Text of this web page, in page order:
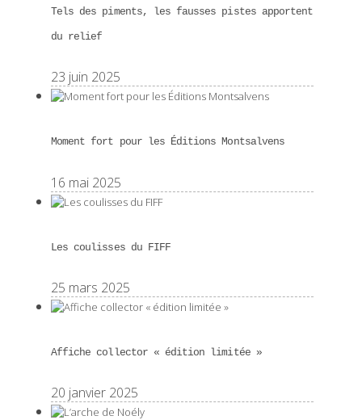
Tels des piments, les fausses pistes apportent
du relief
23 juin 2025
Moment fort pour les Éditions Montsalvens
16 mai 2025
Les coulisses du FIFF
25 mars 2025
Affiche collector « édition limitée »
20 janvier 2025